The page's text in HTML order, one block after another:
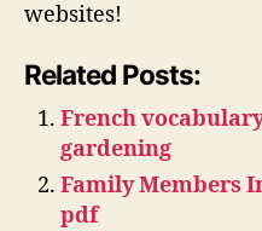
websites!
Related Posts:
French
gardening
Family Members
pdf